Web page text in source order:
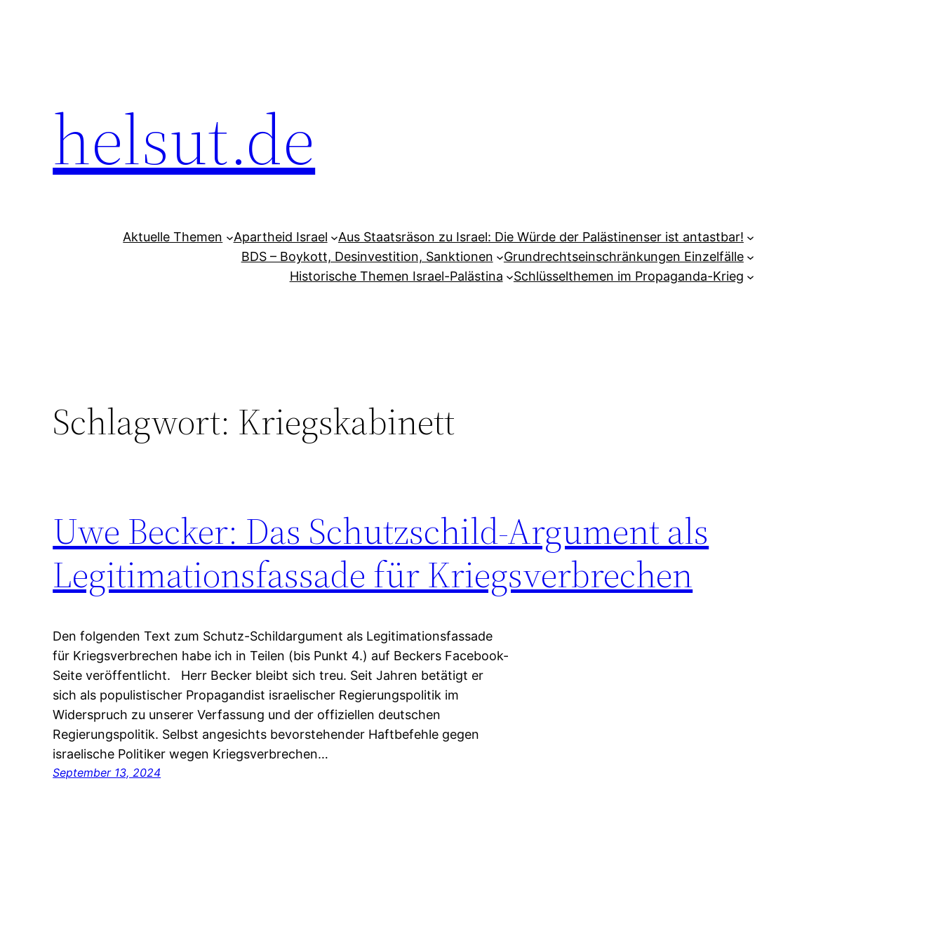
helsut.de
Aktuelle Themen Apartheid Israel
Aus Staatsräson zu Israel: Die Würde der Palästinenser ist antastbar!
BDS – Boykott, Desinvestition, Sanktionen
Grundrechtseinschränkungen Einzelfälle
Historische Themen Israel-Palästina
Schlüsselthemen im Propaganda-Krieg
Schlagwort: Kriegskabinett
Uwe Becker: Das Schutzschild-Argument als
Legitimationsfassade für Kriegsverbrechen
Den folgenden Text zum Schutz-Schildargument als Legitimationsfassade
für Kriegsverbrechen habe ich in Teilen (bis Punkt 4.) auf Beckers Facebook-
Seite veröffentlicht. Herr Becker bleibt sich treu. Seit Jahren betätigt er
sich als populistischer Propagandist israelischer Regierungspolitik im
Widerspruch zu unserer Verfassung und der offiziellen deutschen
Regierungspolitik. Selbst angesichts bevorstehender Haftbefehle gegen
israelische Politiker wegen Kriegsverbrechen…
September 13, 2024